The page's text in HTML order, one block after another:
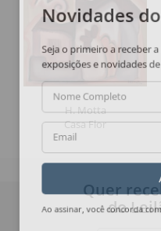
H. Motta
Casa Flor
Novidades
Seja o primeiro a receber
exposições e novidades
Nome Completo
Email
Ao assinar, você concorda
Quer
do